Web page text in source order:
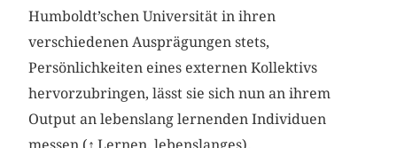
Humboldt’schen Universität in ihren
verschiedenen Ausprägungen stets,
Persönlichkeiten eines externen Kollektivs
hervorzubringen, lässt sie sich nun an ihrem
Output an lebenslang lernenden Individuen
messen (↑Lernen, lebenslanges).